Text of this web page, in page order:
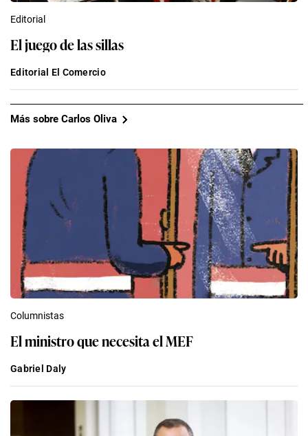
Editorial
El juego de las sillas
Editorial El Comercio
Más sobre Carlos Oliva
Columnistas
El ministro que necesita el MEF
Gabriel Daly